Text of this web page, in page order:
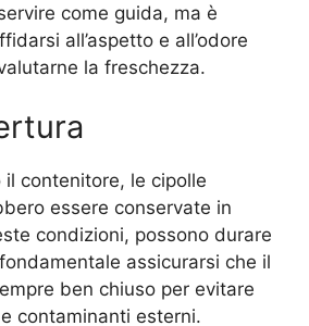
come guida, ma è
all’aspetto e all’odore
la freschezza.
contenitore, le cipolle
essere conservate in
condizioni, possono durare
assicurarsi che il
ben chiuso per evitare
contaminanti esterni.